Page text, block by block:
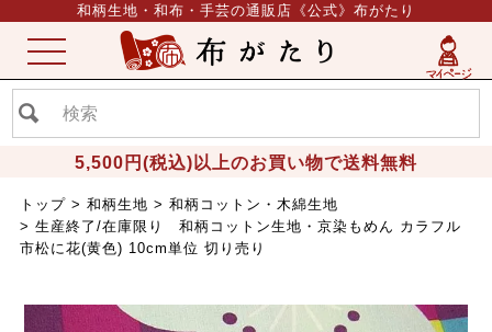
和柄生地・和布・手芸の通販店《公式》布がたり
5,500円(税込)以上のお買い物で送料無料
ME
NU
トップ 和柄生地
和柄コットン・木綿生地
生産終了/在庫限り 和柄コットン生地・京染もめん カラフル
市松に花(黄色) 10cm単位 切り売り